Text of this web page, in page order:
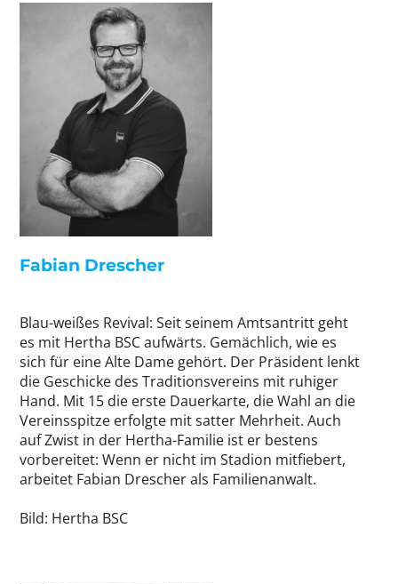
Fabian Drescher
Blau-weißes Revival: Seit seinem Amtsantritt geht
es mit Hertha BSC aufwärts. Gemächlich, wie es
sich für eine Alte Dame gehört. Der Präsident lenkt
die Geschicke des Traditionsvereins mit ruhiger
Hand. Mit 15 die erste Dauerkarte, die Wahl an die
Vereinsspitze erfolgte mit satter Mehrheit. Auch
auf Zwist in der Hertha-Familie ist er bestens
vorbereitet: Wenn er nicht im Stadion mitfiebert,
arbeitet Fabian Drescher als Familienanwalt.
Bild: Hertha BSC